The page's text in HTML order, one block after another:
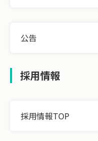
公告
採用情報
採用情報TOP